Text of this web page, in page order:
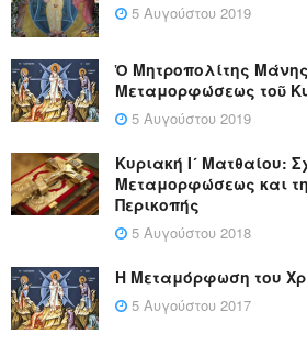
5 Αυγούστου 2019
Ὁ Μητροπολίτης Μάνης
Μεταμορφώσεως τοῦ
5 Αυγούστου 2019
Κυριακή Ι´ Ματθαίου:
Μεταμορφώσεως και
Περικοπής
5 Αυγούστου 2018
Η Μεταμόρφωση του
5 Αυγούστου 2017